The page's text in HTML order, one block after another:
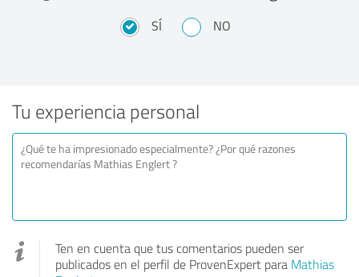
SÍ NO
Tu experiencia personal
Ten en cuenta que tus comentarios pueden ser
publicados en el perfil de ProvenExpert para Mathias